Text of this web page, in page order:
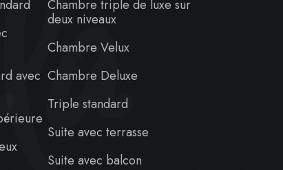
avec
Chambre triple de luxe sur
deux niveaux
Chambre Velux
Chambre Deluxe
Triple standard
Suite avec terrasse
Suite avec balcon